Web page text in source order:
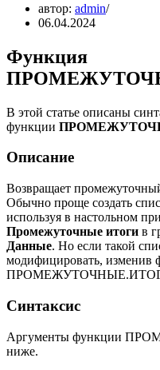
автор: admin
06.04.2024
Функция
В этой статье описаны
функции
Описание
Возвращает
Обычно проще создать
используя в настольном
Промежуточные итоги в
Данные. Но если такой
модифицировать, изменив
Синтаксис
Аргументы функции
ниже.